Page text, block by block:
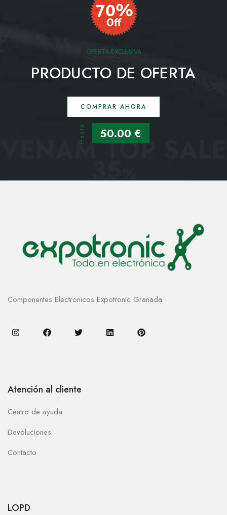
OFERTA EXCLUSIVA
PRODUCTO DE OFERTA
COMPRAR AHORA
Hasta 50.00 €
VENAM TOP SALE
35
Componentes Electronicos Expotronic Granada
Atención al cliente
Centro de ayuda
Devoluciones
Contacto
LOPD